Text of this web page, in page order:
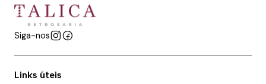
Siga-nos
Links úteis